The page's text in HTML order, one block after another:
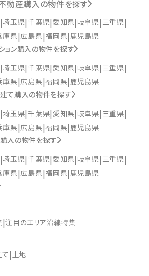
動産購入の物件を探す
埼玉県 千葉県 愛知県 岐阜県 三重県
庫県 広島県 福岡県 鹿児島県
ョン購入の物件を探す
埼玉県 千葉県 愛知県 岐阜県 三重県
庫県 広島県 福岡県 鹿児島県
て購入の物件を探す
埼玉県 千葉県 愛知県 岐阜県 三重県
庫県 広島県 福岡県 鹿児島県
入の物件を探す
埼玉県 千葉県 愛知県 岐阜県 三重県
庫県 広島県 福岡県 鹿児島県
注目のエリア沿線特集
土地